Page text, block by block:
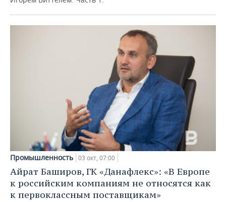
Промышленность 03 окт, 07:00
Айрат Баширов, ГК «Данафлекс»: «В Европе
к российским компаниям не относятся как
к первоклассным поставщикам»